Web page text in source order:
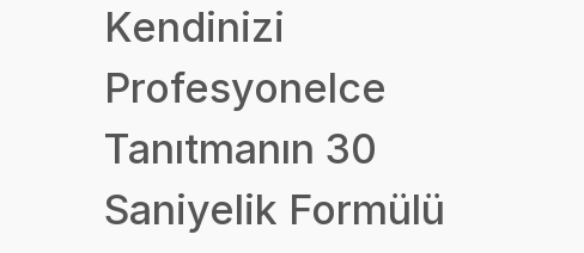
Kendinizi
Profesyonelce
Tanıtmanın 30
Saniyelik Formülü